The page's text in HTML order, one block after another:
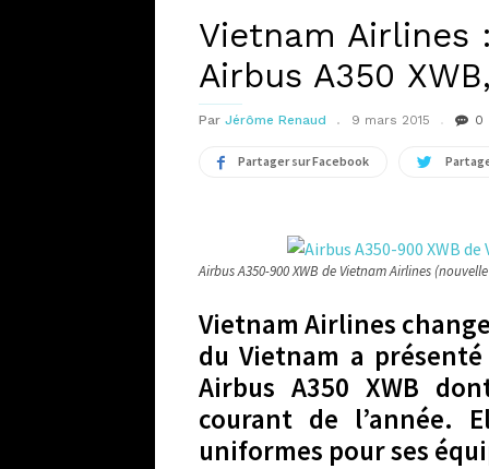
Vietnam Airlines
Airbus A350
Par Jérôme Renaud 9 mars 2015 0
Partager sur Facebook
Airbus A350-900 XWB de Vietnam Airlines
Vietnam Airlines
du Vietnam a
Airbus A350 XWB
courant de l’année.
uniformes pour ses